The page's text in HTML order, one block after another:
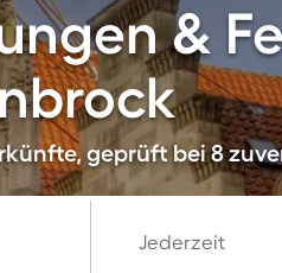
&
geprüft bei 8
Jederzeit